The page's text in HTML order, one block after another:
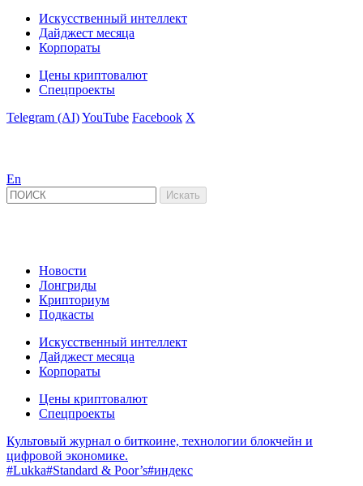
Искусственный интеллект
Дайджест месяца
Корпораты
Цены криптовалют
Спецпроекты
Telegram (AI)YouTube Facebook X
En
Новости
Лонгриды
Крипториум
Подкасты
Искусственный интеллект
Дайджест месяца
Корпораты
Цены криптовалют
Спецпроекты
Культовый журнал о биткоине, технологии блокчейн и
цифровой экономике.
#Lukka#Standard & Poor’s#индекс